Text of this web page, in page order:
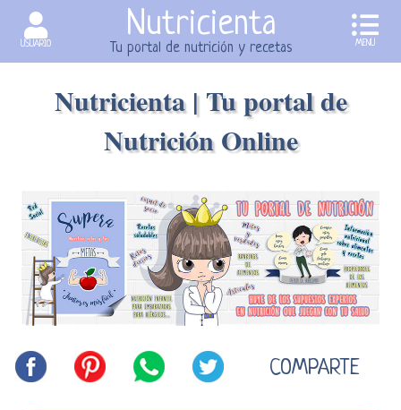
USUARIO
Nutricienta
Tu portal de nutrición y recetas MENU
Nutricienta | Tu portal de
Nutrición Online
COMPARTE